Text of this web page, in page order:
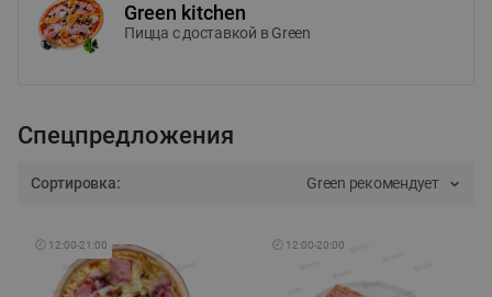
Green kitchen
Пицца c доставкой в Green
Спецпредложения
Сортировка: Green рекомендует
🕘 12:00-21:00 🕘 12:00-20:00